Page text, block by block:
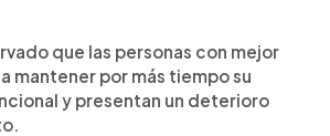
que las personas con mejor
mantener por más tiempo su
y presentan un deterioro